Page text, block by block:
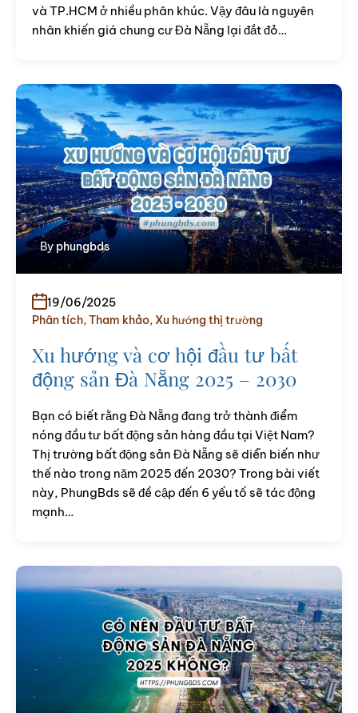
và TP.HCM ở nhiều phân khúc. Vậy đâu là nguyên
nhân khiến giá chung cư Đà Nẵng lại đắt đỏ…
Byphungbds
19/06/2025
Phân tích,Tham khảo, Xu hướng thị trường
Xu hướng và cơ hội đầu tư bất
động sản Đà Nẵng 2025 – 2030
Bạn có biết rằng Đà Nẵng đang trở thành điểm
nóng đầu tư bất động sản hàng đầu tại Việt Nam?
Thị trường bất động sản Đà Nẵng sẽ diễn biến như
thế nào trong năm 2025 đến 2030? Trong bài viết
này, PhungBds sẽ đề cập đến 6 yếu tố sẽ tác động
mạnh…